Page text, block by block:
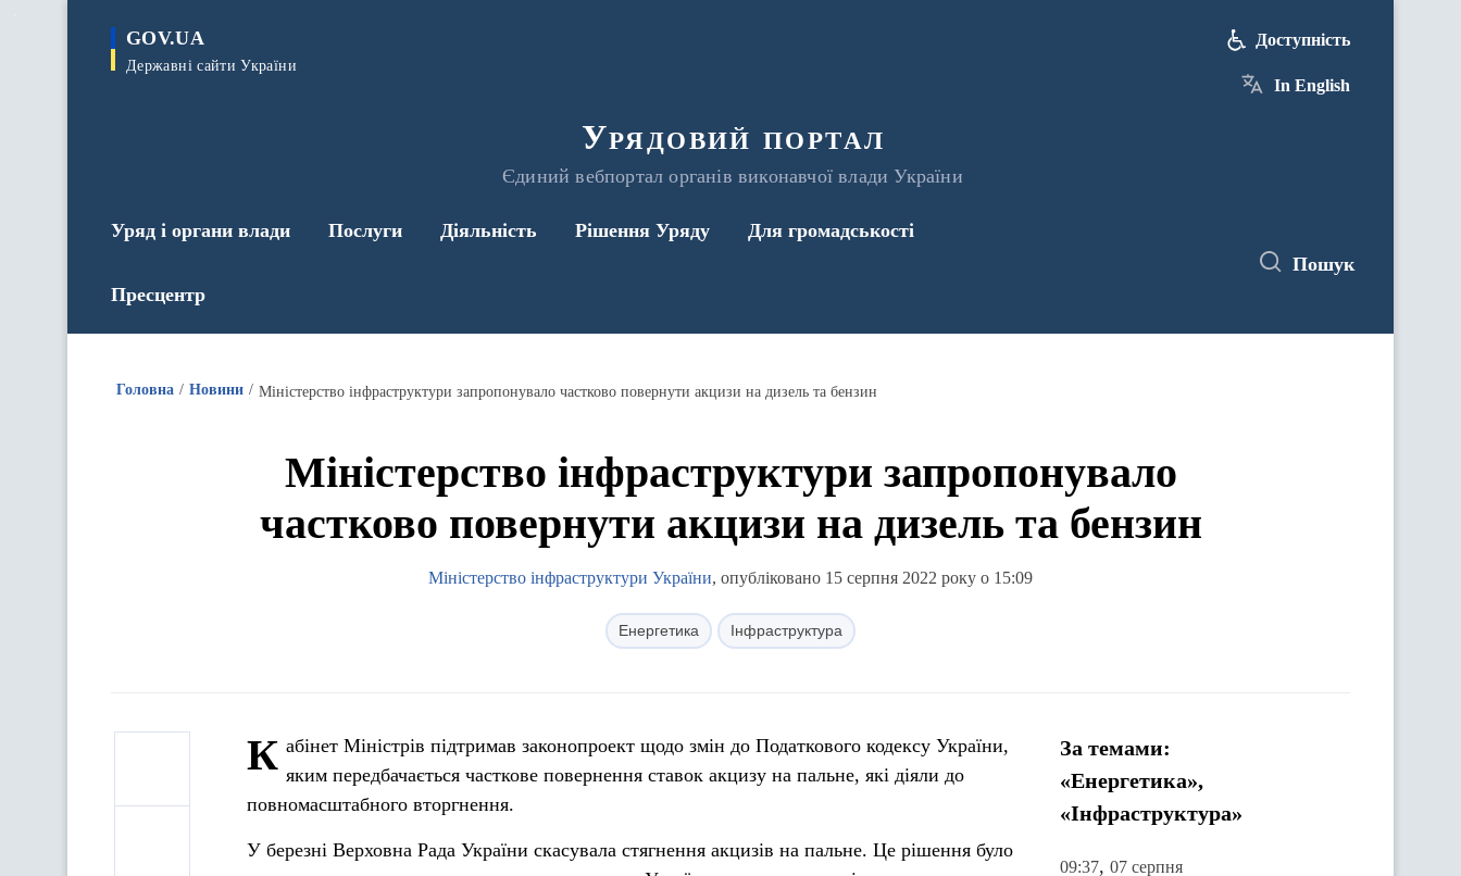
GOV.UA
Державні сайти України
Урядовий портал
Єдиний вебпортал органів виконавчої влади України
Доступність
In English
Уряд і органи влади Послуги Діяльність Рішення Уряду Для громадськості
Пресцентр
Пошук
Головна Новини Міністерство інфраструктури запропонувало частково повернути акцизи на дизель та бензин
Міністерство інфраструктури запропонувало
частково повернути акцизи на дизель та бензин
Міністерство інфраструктури України, опубліковано 15 серпня 2022 року о 15:09
Енергетика Інфраструктура
К абінет Міністрів підтримав законопроект щодо змін до Податкового кодексу України,
яким передбачається часткове повернення ставок акцизу на пальне, які діяли до
повномасштабного вторгнення.
У березні Верховна Рада України скасувала стягнення акцизів на пальне. Це рішення було
За темами:
«Енергетика»,
«Інфраструктура»
09:37, 07 серпня